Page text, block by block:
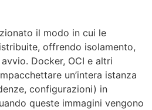
il modo in cui le
offrendo isolamento,
Docker, OCI e altri
un’intera istanza
configurazioni) in
queste immagini vengono